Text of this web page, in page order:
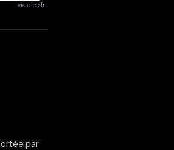
via dice.fm
par